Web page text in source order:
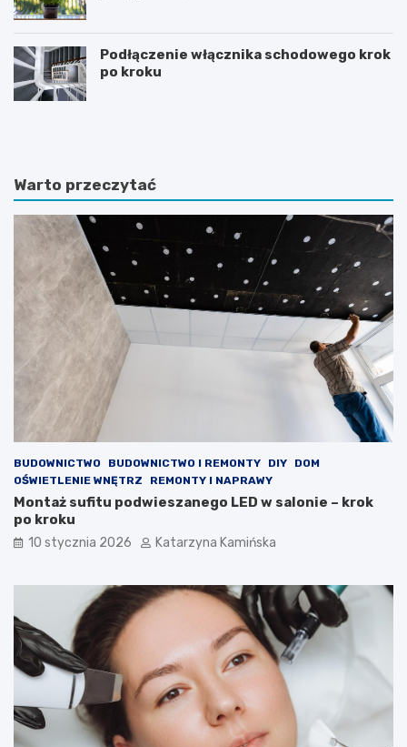
Podłączenie włącznika schodowego krok
po kroku
R
n
y
d
c
z
k
e
,
ó
r
e
p
p
r
w
a
j
ą
j
k
o
ś
C
e
t
a
e
p
o
c
w
l
c
e
z
y
s
k
m
c
h
o
e
s
t
Warto przeczytać
BUDOWNICTWO BUDOWNICTWO I REMONTY DIY
DOM
OŚWIETLENIE WNĘTRZ
REMONTY I NAPRAWY
Montaż sufitu podwieszanego LED w salonie – krok
po kroku
10 stycznia 2026 Katarzyna Kamińska